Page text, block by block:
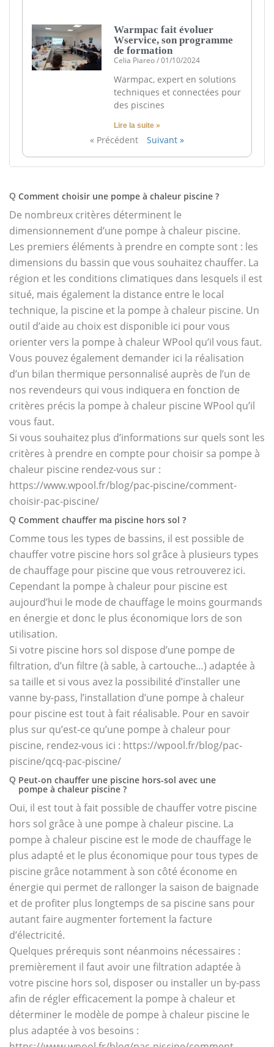
Warmpac fait évoluer
Wservice, son programme
de formation
Celia Piareo 01/10/2024
Warmpac, expert en solutions
techniques et connectées pour
des piscines
Lire la suite »
« Précédent Suivant »
Q Comment choisir une pompe à chaleur piscine ?
De nombreux critères déterminent le
dimensionnement d’une pompe à chaleur piscine.
Les premiers éléments à prendre en compte sont : les
dimensions du bassin que vous souhaitez chauffer. La
région et les conditions climatiques dans lesquels il est
situé, mais également la distance entre le local
technique, la piscine et la pompe à chaleur piscine. Un
outil d’aide au choix est disponible ici pour vous
orienter vers la pompe à chaleur WPool qu’il vous faut.
Vous pouvez également demander ici la réalisation
d’un bilan thermique personnalisé auprès de l’un de
nos revendeurs qui vous indiquera en fonction de
critères précis la pompe à chaleur piscine WPool qu’il
vous faut.
Si vous souhaitez plus d’informations sur quels sont les
critères à prendre en compte pour choisir sa pompe à
chaleur piscine rendez-vous sur :
https://www.wpool.fr/blog/pac-piscine/comment-
choisir-pac-piscine/
Q Comment chauffer ma piscine hors sol ?
Comme tous les types de bassins, il est possible de
chauffer votre piscine hors sol grâce à plusieurs types
de chauffage pour piscine que vous retrouverez ici.
Cependant la pompe à chaleur pour piscine est
aujourd’hui le mode de chauffage le moins gourmands
en énergie et donc le plus économique lors de son
utilisation.
Si votre piscine hors sol dispose d’une pompe de
filtration, d’un filtre (à sable, à cartouche…) adaptée à
sa taille et si vous avez la possibilité d’installer une
vanne by-pass, l’installation d’une pompe à chaleur
pour piscine est tout à fait réalisable. Pour en savoir
plus sur qu’est-ce qu’une pompe à chaleur pour
piscine, rendez-vous ici : https://wpool.fr/blog/pac-
piscine/qcq-pac-piscine/
Q Peut-on chauffer une piscine hors-sol avec une
pompe à chaleur piscine ?
Oui, il est tout à fait possible de chauffer votre piscine
hors sol grâce à une pompe à chaleur piscine. La
pompe à chaleur piscine est le mode de chauffage le
plus adapté et le plus économique pour tous types de
piscine grâce notamment à son côté économe en
énergie qui permet de rallonger la saison de baignade
et de profiter plus longtemps de sa piscine sans pour
autant faire augmenter fortement la facture
d’électricité.
Quelques prérequis sont néanmoins nécessaires :
premièrement il faut avoir une filtration adaptée à
votre piscine hors sol, disposer ou installer un by-pass
afin de régler efficacement la pompe à chaleur et
déterminer le modèle de pompe à chaleur piscine le
plus adaptée à vos besoins :